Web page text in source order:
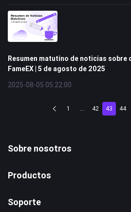
Resumen matutino de noticias sobre
FameEX | 5 de agosto de 2025
2025-08-05 05:22:00
1 ... 42 43 44
Sobre nosotros
Productos
Soporte